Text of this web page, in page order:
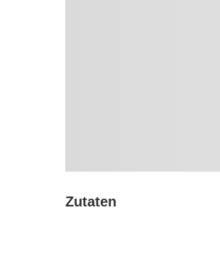
Zutaten